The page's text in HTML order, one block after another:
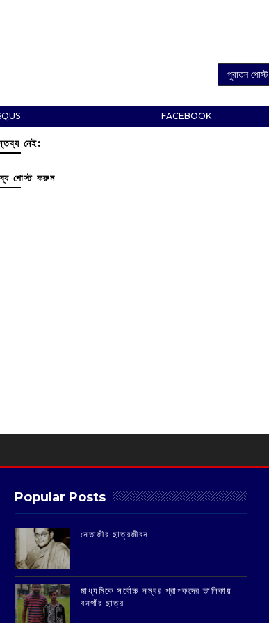
পুরাতন পোস্ট
FACEBOOK
নেই:
পোস্ট করুন
Popular Posts
‌নেতাজীর ছাত্রজীবন
মাধ্যমিকে সর্বোচ্চ নম্বর প্রাপকদের তালিকায়
বনগাঁর ছাত্র